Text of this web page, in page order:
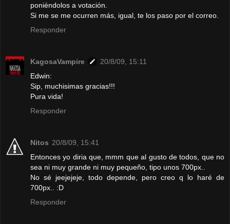
poniéndolos a votación.
Si me se me ocurren más, igual, te los paso por el correo.
Responder
KagosaVampire
20/8/09, 15:11
Edwin:
Sip, muchisimas gracias!!!
Pura vida!
Responder
Nitos 20/8/09, 15:41
Entonces yo diria que, mmm que al gusto de todos, que no
sea ni muy grande ni muy pequeño, tipo unos 700px..
No sé jeejejeje, todo depende, pero creo q lo haré de
700px.. :D
Responder